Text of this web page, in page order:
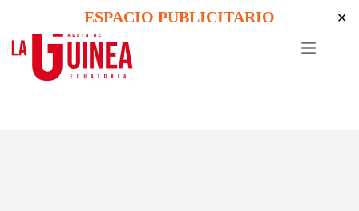
content
ESPACIO PUBLICITARIO ✕